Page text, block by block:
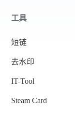
工具
短链
去水印
IT-Tool
Steam Card